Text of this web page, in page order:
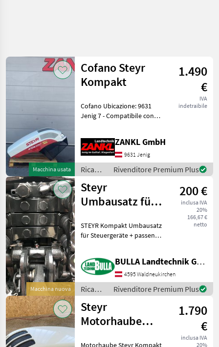
Macchina usata
Cofano Steyr
Kompakt
1.490
€
IVA
indetraibile
Cofano Ubicazione: 9631
Jenig 7 - Compatibile con
Disponibile
immediatamente! -
VENDITA PRIVATA! Il team
Zankl Profi
ZANKL GmbH
9631 Jenig
Ricambi
per
macchine
agricole
/ Steyr
Rivenditore Premium Plus
Macchina nuova
Steyr
Umbausatz für
200 €
inclusa IVA
20%
166,67 €
netto
STEYR Kompakt Umbausatz
für Steuergeräte + passend
NH T4/T5 + Mehr Platz für
Oberlenker +
Komfortableres
Hydrauliksch
BULLA Landtechnik GmbH Ersatzteile
4595 Waldneukirchen
Ricambi
per
macchine
agricole
/ Steyr
Rivenditore Premium Plus
Steyr
Motorhaube
1.790
€
inclusa IVA
20%
Motorhaube Steyr Kompakt